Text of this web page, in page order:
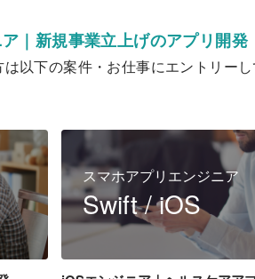
｜新規事業立上げのアプリ開発
以下の案件・お仕事にエントリーし
スマホアプリエンジニア
Swift / iOS